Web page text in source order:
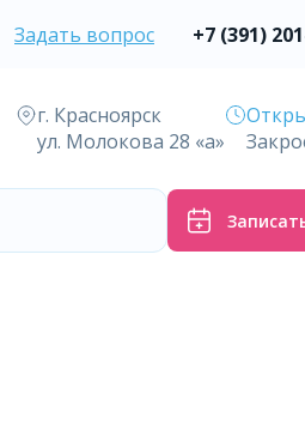
Задать вопрос +7 (391)
г. Красноярск
ул. Молокова 28 «а»